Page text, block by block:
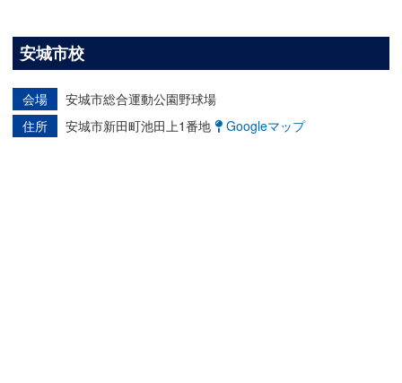
安城市校
会場
安城市総合運動公園野球場
住所
安城市新田町池田上1番地 Googleマップ